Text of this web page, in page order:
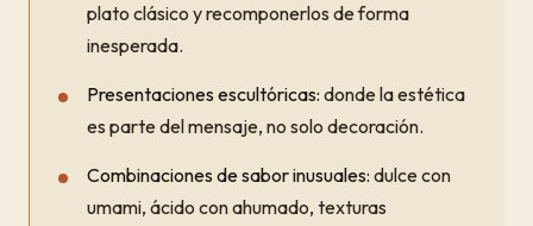
plato clásico y recomponerlos de forma
inesperada.
Presentaciones escultóricas: donde la estética
es parte del mensaje, no solo decoración.
Combinaciones de sabor inusuales: dulce con
umami, ácido con ahumado, texturas